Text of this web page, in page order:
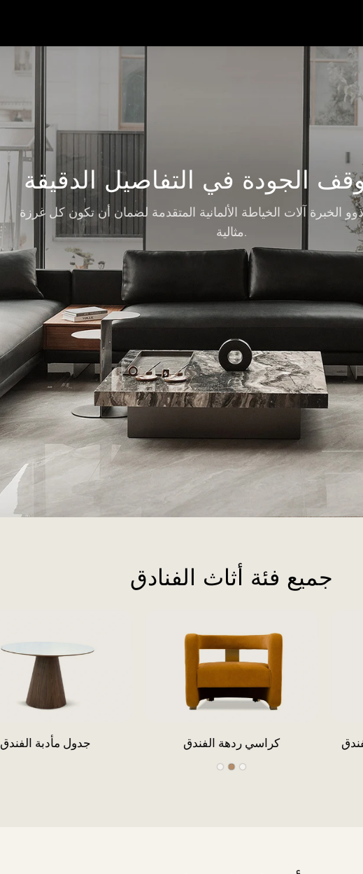
الجودة في التفاصيل الدقيقة
الخبرة آلات الخياطة الألمانية المتقدمة لضمان أن تكون كل غرزة
مثالية.
جميع فئة أثاث الفنادق
كراسي ردهة الفندق كراسي تناول الطعام في الفندق